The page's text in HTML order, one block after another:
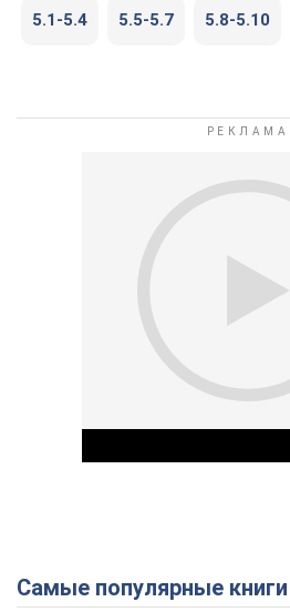
5.1-5.4 5.5-5.7 5.8-5.10
Самые популярные книги